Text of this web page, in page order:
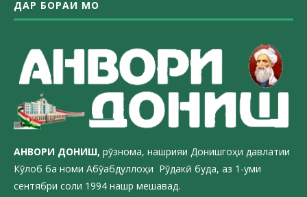
ДАР БОРАИ МО
АНВОРИ ДОНИШ, рӯзнома, нашрияи Донишгоҳи давлатии
Кӯлоб ба номи Абӯабдуллоҳи Рӯдакӣ буда, аз 1-уми
сентябри соли 1994 нашр мешавад.